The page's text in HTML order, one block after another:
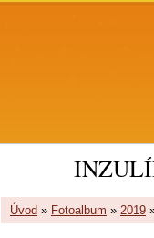
Úvod » Fotoalbum » 2019